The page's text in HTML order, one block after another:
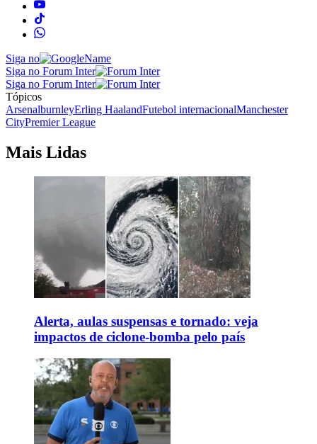
Siga no
Siga no Forum Inter
Siga no Forum Inter
Tópicos
ArsenalburnleyErling HaalandFutebol internacionalManchester
CityPremier League
Mais Lidas
Alerta, aulas suspensas e tornado: veja
impactos de ciclone-bomba pelo país